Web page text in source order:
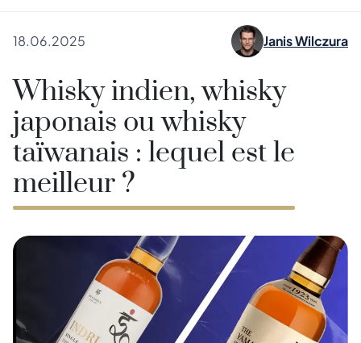
18.06.2025 Janis Wilczura
Whisky indien, whisky
japonais ou whisky
taïwanais : lequel est le
meilleur ?